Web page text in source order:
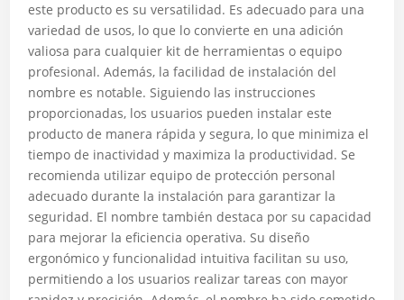
este producto es su versatilidad. Es adecuado para una
variedad de usos, lo que lo convierte en una adición
valiosa para cualquier kit de herramientas o equipo
profesional. Además, la facilidad de instalación del
nombre es notable. Siguiendo las instrucciones
proporcionadas, los usuarios pueden instalar este
producto de manera rápida y segura, lo que minimiza el
tiempo de inactividad y maximiza la productividad. Se
recomienda utilizar equipo de protección personal
adecuado durante la instalación para garantizar la
seguridad. El nombre también destaca por su capacidad
para mejorar la eficiencia operativa. Su diseño
ergonómico y funcionalidad intuitiva facilitan su uso,
permitiendo a los usuarios realizar tareas con mayor